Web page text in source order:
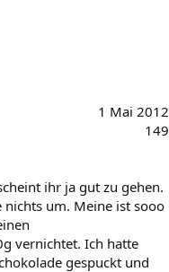
1 Mai 2012
149
ihr ja gut zu gehen.
nichts um. Meine ist sooo
vernichtet. Ich hatte
gespuckt und